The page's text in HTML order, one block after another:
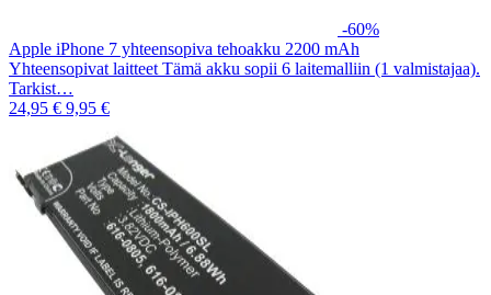
-60%
Apple iPhone 7 yhteensopiva tehoakku 2200 mAh
Yhteensopivat laitteet Tämä akku sopii 6 laitemalliin (1 valmistajaa).
Tarkist…
24,95 € 9,95 €